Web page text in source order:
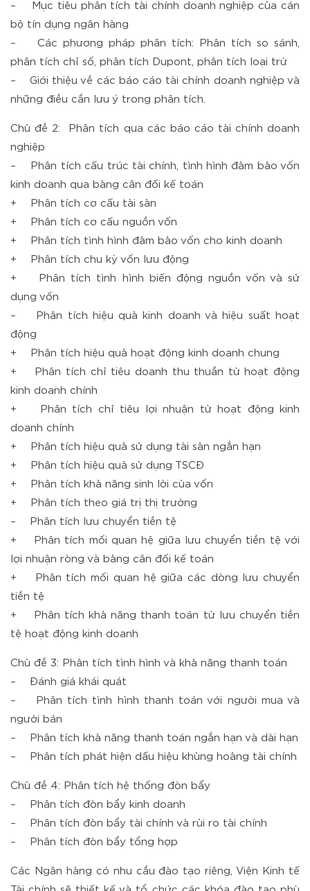
– Mục tiêu phân tích tài chính doanh nghiệp của cán
bộ tín dụng ngân hàng
– Các phương pháp phân tích: Phân tích so sánh,
phân tích chỉ số, phân tích Dupont, phân tích loại trừ
– Giới thiệu về các báo cáo tài chính doanh nghiệp và
những điều cần lưu ý trong phân tích.
Chủ đề 2: Phân tích qua các báo cáo tài chính doanh
nghiệp
– Phân tích cấu trúc tài chính, tình hình đảm bảo vốn
kinh doanh qua bảng cân đối kế toán
+ Phân tích cơ cấu tài sản
+ Phân tích cơ cấu nguồn vốn
+ Phân tích tình hình đảm bảo vốn cho kinh doanh
+ Phân tích chu kỳ vốn lưu động
+ Phân tích tình hình biến động nguồn vốn và sử
dụng vốn
– Phân tích hiệu quả kinh doanh và hiệu suất hoạt
động
+ Phân tích hiệu quả hoạt động kinh doanh chung
+ Phân tích chỉ tiêu doanh thu thuần từ hoạt động
kinh doanh chính
+ Phân tích chỉ tiêu lợi nhuận từ hoạt động kinh
doanh chính
+ Phân tích hiệu quả sử dụng tài sản ngắn hạn
+ Phân tích hiệu quả sử dụng TSCĐ
+ Phân tích khả năng sinh lời của vốn
+ Phân tích theo giá trị thị trường
– Phân tích lưu chuyển tiền tệ
+ Phân tích mối quan hệ giữa lưu chuyển tiền tệ với
lợi nhuận ròng và bảng cân đối kế toán
+ Phân tích mối quan hệ giữa các dòng lưu chuyển
tiền tệ
+ Phân tích khả năng thanh toán từ lưu chuyển tiền
tệ hoạt động kinh doanh
Chủ đề 3: Phân tích tình hình và khả năng thanh toán
– Đánh giá khái quát
– Phân tích tình hình thanh toán với người mua và
người bán
– Phân tích khả năng thanh toán ngắn hạn và dài hạn
– Phân tích phát hiện dấu hiệu khủng hoảng tài chính
Chủ đề 4: Phân tích hệ thống đòn bẩy
– Phân tích đòn bẩy kinh doanh
– Phân tích đòn bẩy tài chính và rủi ro tài chính
– Phân tích đòn bẩy tổng hợp
Các Ngân hàng có nhu cầu đào tạo riêng, Viện Kinh tế